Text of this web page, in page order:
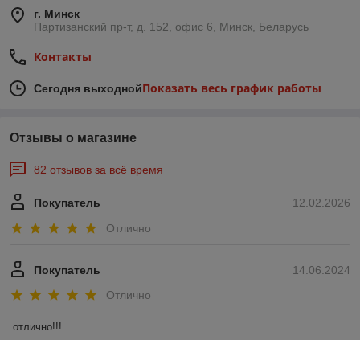
г. Минск
Партизанский пр-т, д. 152, офис 6, Минск, Беларусь
Контакты
Сегодня выходнойПоказать весь график работы
Отзывы о магазине
82 отзывов за всё время
12.02.2026
Покупатель
Отлично
14.06.2024
Покупатель
Отлично
отлично!!!